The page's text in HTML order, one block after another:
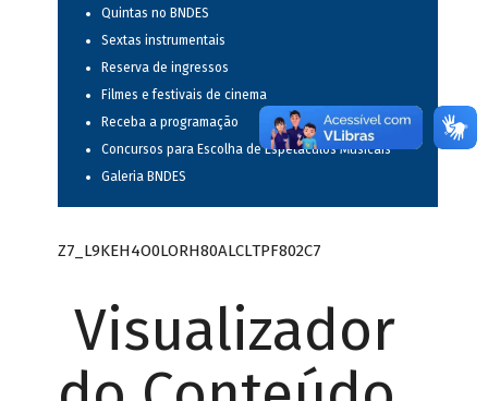
Quintas no BNDES
Sextas instrumentais
Reserva de ingressos
Filmes e festivais de cinema
Receba a programação
Concursos para Escolha de Espetáculos Musicais
Galeria BNDES
Z7_L9KEH4O0LORH80ALCLTPF802C7
Visualizador